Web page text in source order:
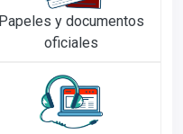
Papeles y documentos
oficiales